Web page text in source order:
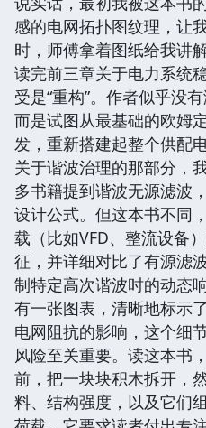
感的电网拓扑图纹理，让
时，师傅拿着图纸给我讲
读完前三章关于电力系统
受是“重构”。作者似乎没
而是试图从最基础的欧姆
发，重新搭建起整个供配
关于谐波治理的那部分，
多书籍提到谐波无源滤波
设计公式。但这本书不同
载（比如VFD、整流设备
征，并详细对比了有源滤
制特定高次谐波时的动态
有一张图表，清晰地标示
电网阻抗的影响，这个细
风险至关重要。读这本书
前，把一块块积木拆开，
料、结构强度，以及它们